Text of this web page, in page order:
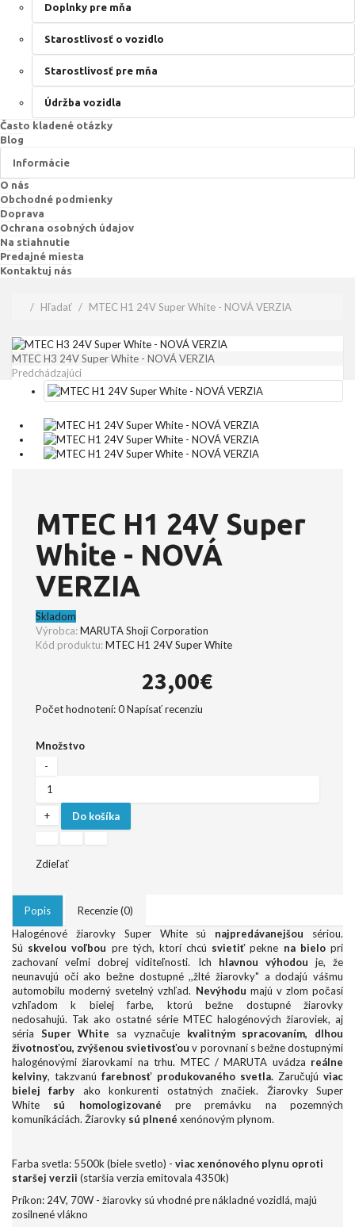
Doplnky pre mňa
Starostlivosť o vozidlo
Starostlivosť pre mňa
Údržba vozidla
Často kladené otázky
Blog
Informácie
O nás
Obchodné podmienky
Doprava
Ochrana osobných údajov
Na stiahnutie
Predajné miesta
Kontaktuj nás
Hľadať MTEC H1 24V Super White - NOVÁ VERZIA
MTEC H3 24V Super White - NOVÁ VERZIA
Predchádzajúci
MTEC H1 24V Super
White - NOVÁ
VERZIA
Skladom
Výrobca:MARUTA Shoji Corporation
Kód produktu:MTEC H1 24V Super White
23,00€
Počet hodnotení: 0Napísať recenziu
Množstvo
Do košíka
Zdieľať
Popis
Recenzie (0)
Halogénové žiarovky Super White sú najpredávanejšou sériou.
Sú skvelou voľbou pre tých, ktorí chcú svietiťpekne na bielopri
zachovaní veľmi dobrej viditeľnosti. Ich hlavnou výhodou je, že
neunavujú oči ako bežne dostupné ,,žlté žiarovky" a dodajú vášmu
automobilu moderný svetelný vzhľad. Nevýhodu majú v zlom počasí
vzhľadom k bielej farbe, ktorú bežne dostupné žiarovky
nedosahujú. Tak ako ostatné série MTEC halogénových žiaroviek, aj
séria Super White sa vyznačuje kvalitným spracovaním, dlhou
životnosťou, zvýšenou svietivosťou v porovnaní s bežne dostupnými
halogénovými žiarovkami na trhu. MTEC / MARUTA uvádza reálne
kelviny, takzvanúfarebnosť produkovaného svetla.Zaručujúviac
bielej farby ako konkurenti ostatných značiek. Žiarovky Super
White sú homologizované pre premávku na pozemných
komunikáciách. Žiarovky sú plnené xenónovým plynom.
Farba svetla: 5500k (biele svetlo) - viac xenónového plynu oproti
staršej verzii (staršia verzia emitovala 4350k)
Príkon: 24V, 70W - žiarovky sú vhodné pre nákladné vozidlá, majú
zosilnené vlákno